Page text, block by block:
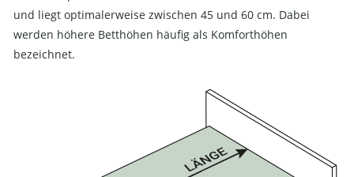
und liegt optimalerweise zwischen 45 und 60 cm. Dabei
werden höhere Betthöhen häufig als Komforthöhen
bezeichnet.